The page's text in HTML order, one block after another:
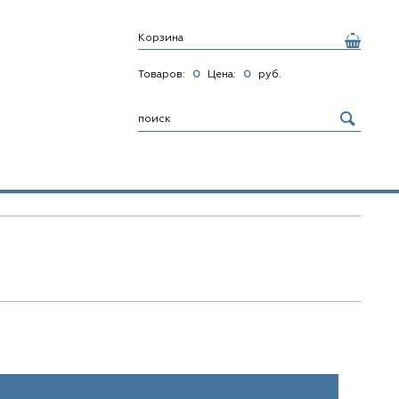
Корзина
Товаров: 0 Цена: 0 руб.